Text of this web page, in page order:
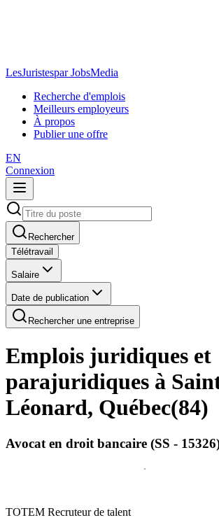
LesJuristespar JobsMedia
Recherche d'emplois
Meilleurs employeurs
À propos
Publier une offre
EN
Connexion
Rechercher
Télétravail
Salaire
Date de publication
Rechercher une entreprise
Emplois juridiques et
parajuridiques à
Léonard, Québec(84)
Avocat en droit bancaire (SS -
TOTEM Recruteur de talent